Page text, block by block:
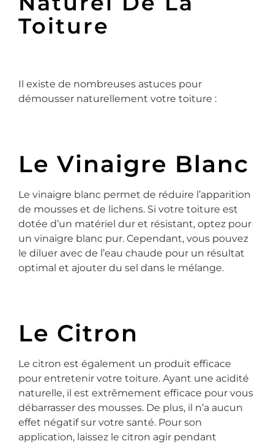
Toiture
Il existe de nombreuses astuces pour
démousser naturellement votre toiture :
Le Vinaigre Blanc
Le vinaigre blanc permet de réduire l’apparition
de mousses et de lichens. Si votre toiture est
dotée d’un matériel dur et résistant, optez pour
un vinaigre blanc pur. Cependant, vous pouvez
le diluer avec de l’eau chaude pour un résultat
optimal et ajouter du sel dans le mélange.
Le Citron
Le citron est également un produit efficace
pour entretenir votre toiture. Ayant une acidité
naturelle, il est extrêmement efficace pour vous
débarrasser des mousses. De plus, il n’a aucun
effet négatif sur votre santé. Pour son
application, laissez le citron agir pendant